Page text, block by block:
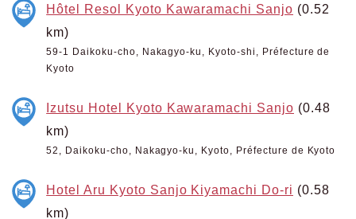
Hôtel Resol Kyoto Kawaramachi Sanjo (0.52
km)
59-1 Daikoku-cho, Nakagyo-ku, Kyoto-shi, Préfecture de
Kyoto
Izutsu Hotel Kyoto Kawaramachi Sanjo (0.48
km)
52, Daikoku-cho, Nakagyo-ku, Kyoto, Préfecture de Kyoto
Hotel Aru Kyoto Sanjo Kiyamachi Do-ri (0.58
km)